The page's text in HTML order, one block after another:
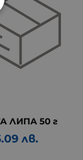
ЛИПА 50 г
лв.